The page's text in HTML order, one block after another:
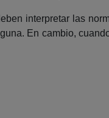
interpretar las
En cambio,